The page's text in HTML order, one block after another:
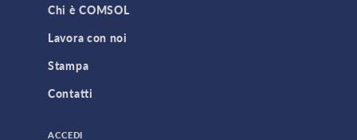
Chi è COMSOL
Lavora con noi
Stampa
Contatti
ACCEDI